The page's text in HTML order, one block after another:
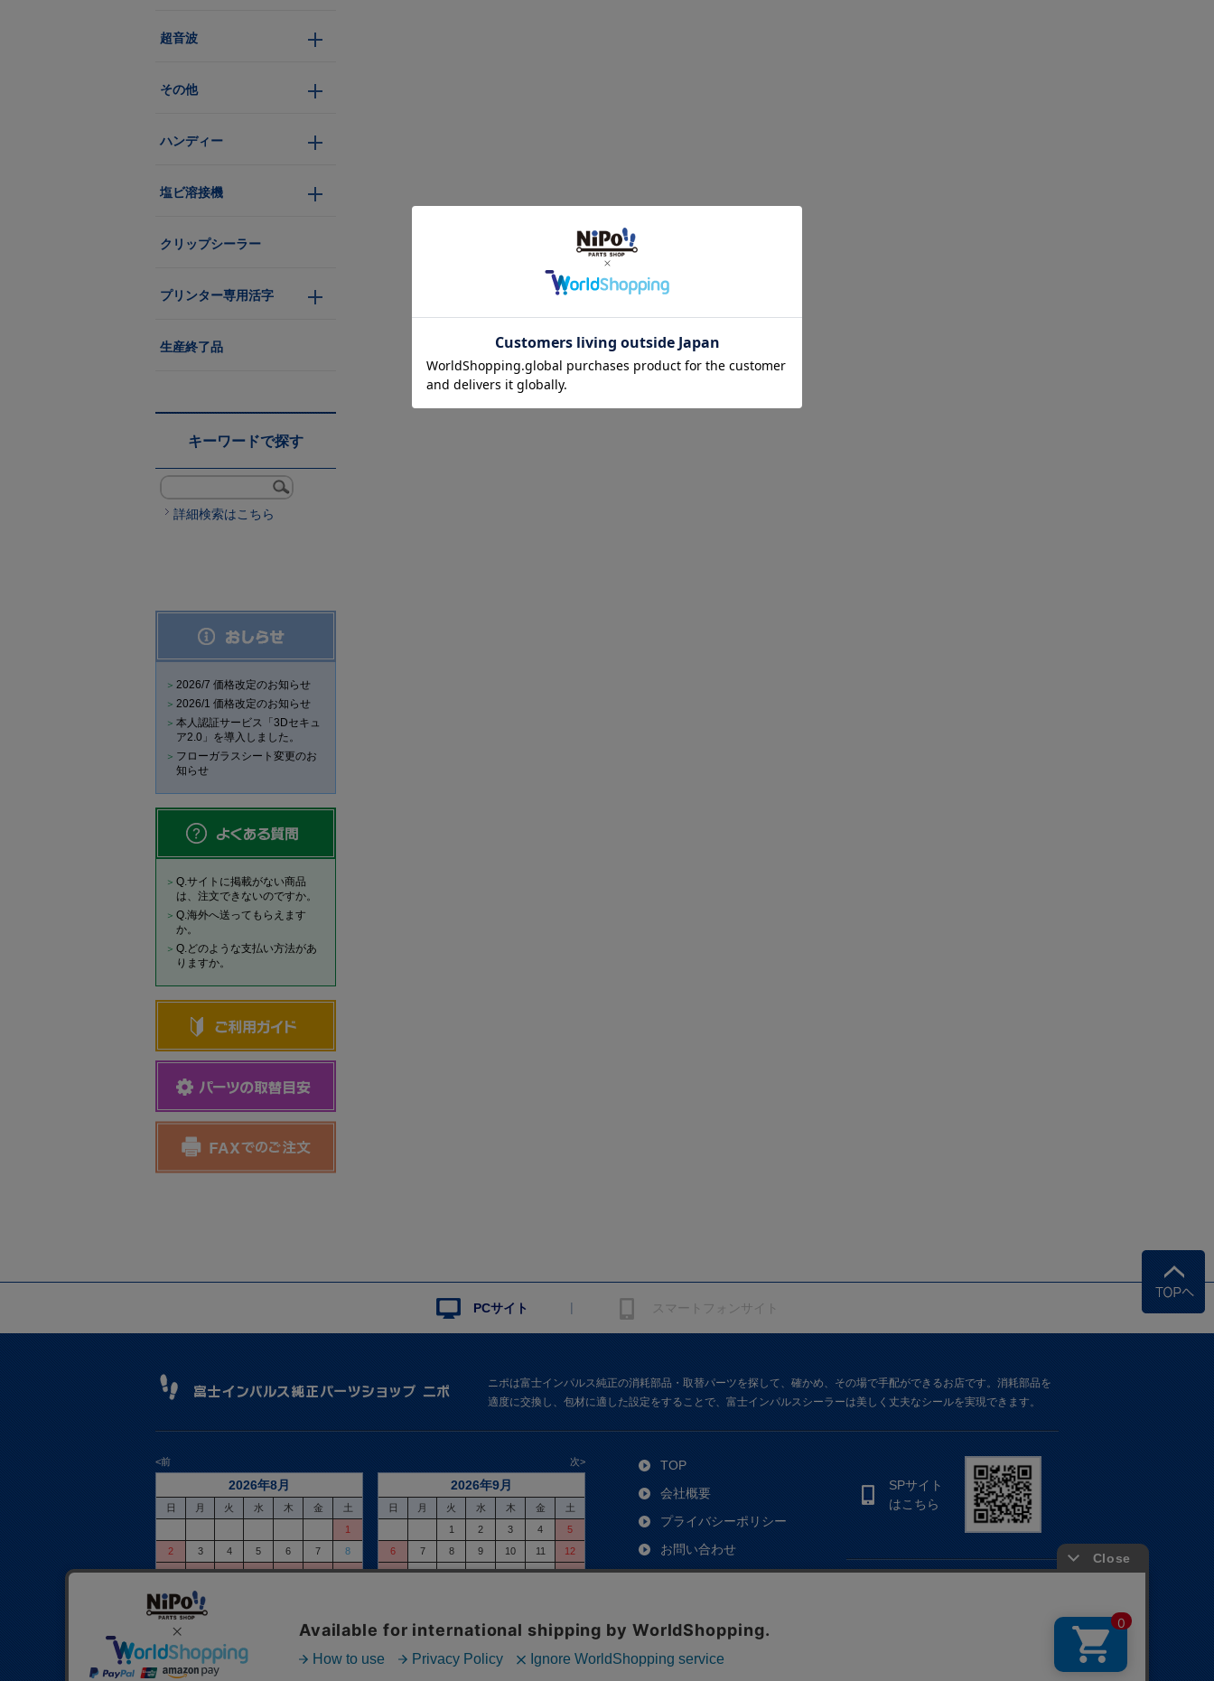
超音波
その他
ハンディー
塩ビ溶接機
クリップシーラー
プリンター専用活字
生産終了品
キーワードで探す
詳細検索はこちら
2026/7 価格改定のお知らせ
2026/1 価格改定のお知らせ
本人認証サービス「3Dセキュ
ア2.0」を導入しました。
フローガラスシート変更のお
知らせ
Q.サイトに掲載がない商品
は、注文できないのですか。
Q.海外へ送ってもらえます
か。
Q.どのような支払い方法があ
りますか。
PCサイト | スマートフォンサイト
ニポは富士インパルス純正の消耗部品・取替パーツを探して、確かめ、その場で手配ができるお店です。消耗部品を
適度に交換し、包材に適した設定をすることで、富士インパルスシーラーは美しく丈夫なシールを実現できます。
<前 次>
2026年8月
日 月 火 水 木 金
土
1
2
3 4 5 6 7
8
9
10 11 12 13 14
15
16
17
23
24
30
2026年9月
日 月 火 水 木 金
土
1
2 3 4
5
6
7 8 9 10 11
12
13
14 15 16 17 18
19
休業日
TOP
会社概要
プライバシーポリシー
お問い合わせ
ご利用ガイド
特定商取引法に基づく表記
取引先利用者登録
SPサイト
はこちら